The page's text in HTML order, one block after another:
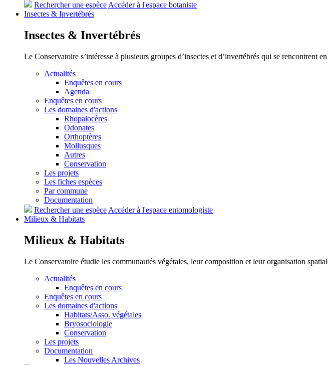
Rechercher une espèceAccéder à l'espace botaniste
Insectes & Invertébrés
Insectes & Invertébrés
Le Conservatoire s’intéresse à plusieurs groupes d’insectes et d’invertébrés qui se rencontrent
Actualités
Enquêtes en cours
Agenda
Enquêtes en cours
Les domaines d'actions
Rhopalocères
Odonates
Orthoptères
Mollusques
Autres
Conservation
Les projets
Les fiches espèces
Par commune
Documentation
Rechercher une espèce Accéder à l'espace entomologiste
Milieux & Habitats
Milieux & Habitats
Le Conservatoire étudie les communautés végétales, leur composition et leur organisation
Actualités
Enquêtes en cours
Enquêtes en cours
Les domaines d'actions
Habitats/Asso. végétales
Bryosociologie
Conservation
Les projets
Documentation
Les Nouvelles Archives